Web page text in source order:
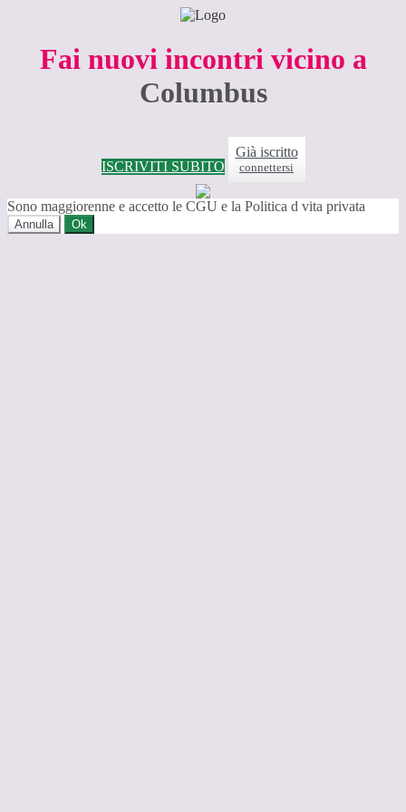
Fai nuovi incontri vicino a
Columbus
ISCRIVITI SUBITO
Già iscritto
connettersi
Sono maggiorenne e accetto le CGU e la Politica d vita privata
Annulla Ok